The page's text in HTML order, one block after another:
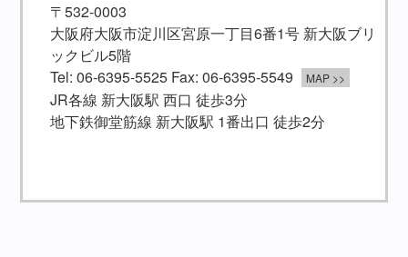
〒532-0003
大阪府大阪市淀川区宮原一丁目6番1号 新大阪ブリ
ックビル5階
Tel: 06-6395-5525 Fax: 06-6395-5549
MAP >>
JR各線 新大阪駅 西口 徒歩3分
地下鉄御堂筋線 新大阪駅 1番出口 徒歩2分